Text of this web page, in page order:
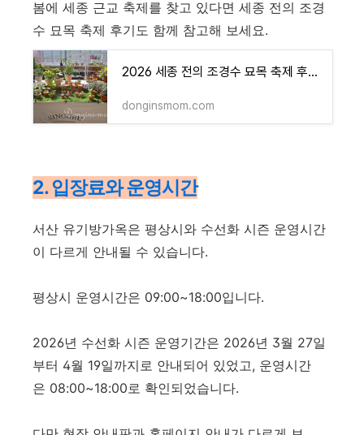
봄에 세종 근교 축제를 찾고 있다면 세종 전의 조경
수 묘목 축제 후기도 함께 참고해 보세요.
2026 세종 전의 조경수 묘목 축제 후기｜일정, 주차, 무료 나눔, 방문 팁
donginsmom.com
2. 입장료와 운영시간
서산 유기방가옥은 평상시와 수선화 시즌 운영시간
이 다르게 안내될 수 있습니다.
평상시 운영시간은 09:00~18:00입니다.
2026년 수선화 시즌 운영기간은 2026년 3월 27일
부터 4월 19일까지로 안내되어 있었고, 운영시간
은 08:00~18:00로 확인되었습니다.